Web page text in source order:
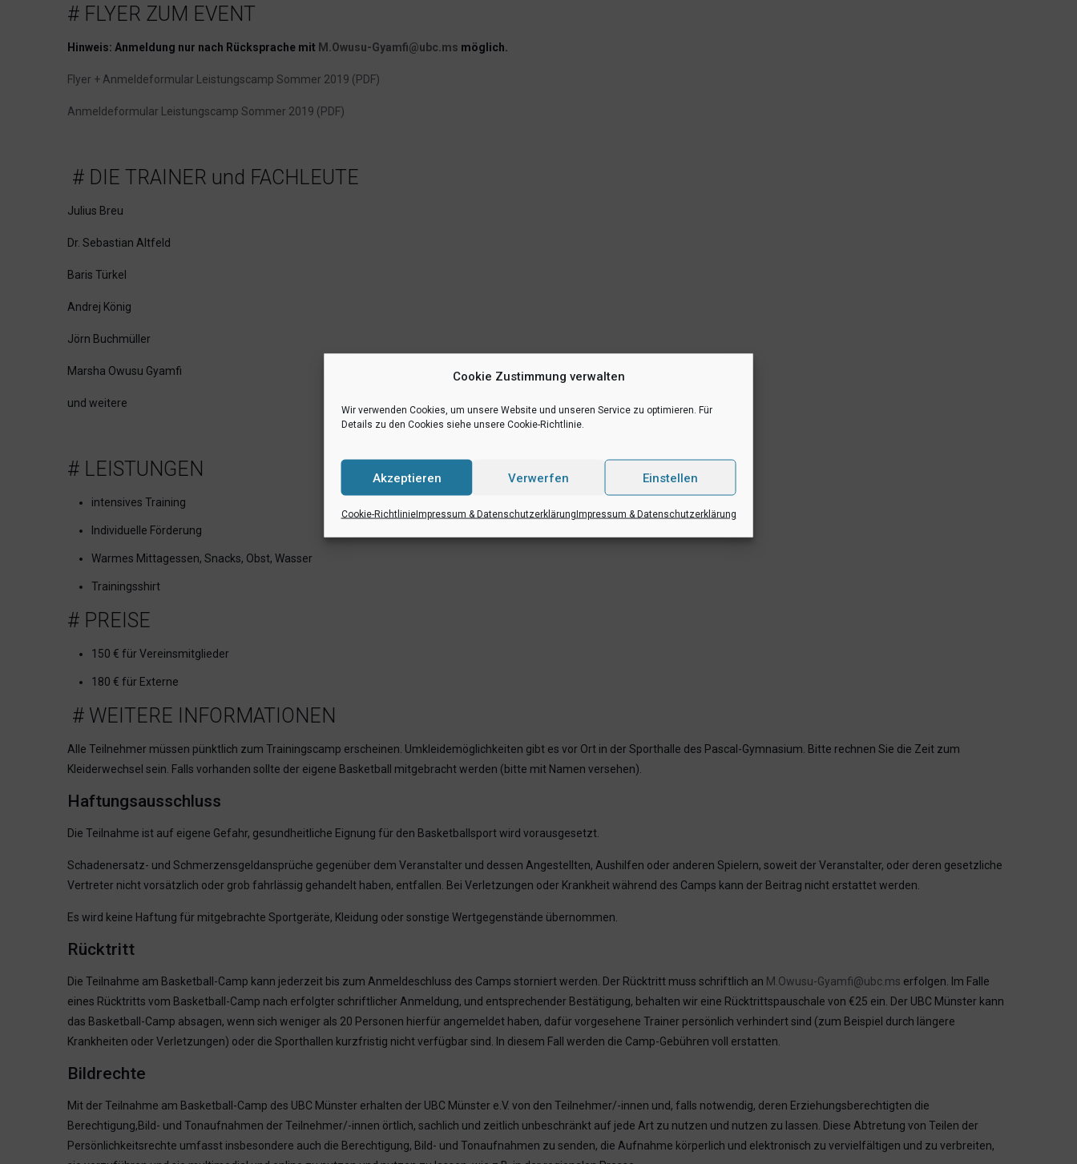
Cookie Zustimmung verwalten
Wir verwenden Cookies, um unsere Website und unseren Service zu optimieren. Für
Details zu den Cookies siehe unsere Cookie-Richtlinie.
Akzeptieren Verwerfen Einstellen
Cookie-RichtlinieImpressum & DatenschutzerklärungImpressum & Datenschutzerklärung
# FLYER ZUM EVENT
Hinweis: Anmeldung nur nach Rücksprache mit M.Owusu-Gyamfi@ubc.ms möglich.
Flyer + Anmeldeformular Leistungscamp Sommer 2019 (PDF)
Anmeldeformular Leistungscamp Sommer 2019 (PDF)
# DIE TRAINER und FACHLEUTE
Julius Breu
Dr. Sebastian Altfeld
Baris Türkel
Andrej König
Jörn Buchmüller
Marsha Owusu Gyamfi
und weitere
# LEISTUNGEN
intensives Training
Individuelle Förderung
Warmes Mittagessen, Snacks, Obst, Wasser
Trainingsshirt
# PREISE
150 € für Vereinsmitglieder
180 € für Externe
# WEITERE INFORMATIONEN
Alle Teilnehmer müssen pünktlich zum Trainingscamp erscheinen. Umkleidemöglichkeiten gibt es vor Ort in der Sporthalle des Pascal-Gymnasium. Bitte rechnen Sie die Zeit zum
Kleiderwechsel sein. Falls vorhanden sollte der eigene Basketball mitgebracht werden (bitte mit Namen versehen).
Haftungsausschluss
Die Teilnahme ist auf eigene Gefahr, gesundheitliche Eignung für den Basketballsport wird vorausgesetzt.
Schadenersatz- und Schmerzensgeldansprüche gegenüber dem Veranstalter und dessen Angestellten, Aushilfen oder anderen Spielern, soweit der Veranstalter, oder deren gesetzliche
Vertreter nicht vorsätzlich oder grob fahrlässig gehandelt haben, entfallen. Bei Verletzungen oder Krankheit während des Camps kann der Beitrag nicht erstattet werden.
Es wird keine Haftung für mitgebrachte Sportgeräte, Kleidung oder sonstige Wertgegenstände übernommen.
Rücktritt
Die Teilnahme am Basketball-Camp kann jederzeit bis zum Anmeldeschluss des Camps storniert werden. Der Rücktritt muss schriftlich an M.Owusu-Gyamfi@ubc.ms erfolgen. Im Falle
eines Rücktritts vom Basketball-Camp nach erfolgter schriftlicher Anmeldung, und entsprechender Bestätigung, behalten wir eine Rücktrittspauschale von €25 ein. Der UBC Münster kann
das Basketball-Camp absagen, wenn sich weniger als 20 Personen hierfür angemeldet haben, dafür vorgesehene Trainer persönlich verhindert sind (zum Beispiel durch längere
Krankheiten oder Verletzungen) oder die Sporthallen kurzfristig nicht verfügbar sind. In diesem Fall werden die Camp-Gebühren voll erstatten.
Bildrechte
Mit der Teilnahme am Basketball-Camp des UBC Münster erhalten der UBC Münster e.V. von den Teilnehmer/-innen und, falls notwendig, deren Erziehungsberechtigten die
Berechtigung,Bild- und Tonaufnahmen der Teilnehmer/-innen örtlich, sachlich und zeitlich unbeschränkt auf jede Art zu nutzen und nutzen zu lassen. Diese Abtretung von Teilen der
Persönlichkeitsrechte umfasst insbesondere auch die Berechtigung, Bild- und Tonaufnahmen zu senden, die Aufnahme körperlich und elektronisch zu vervielfältigen und zu verbreiten,